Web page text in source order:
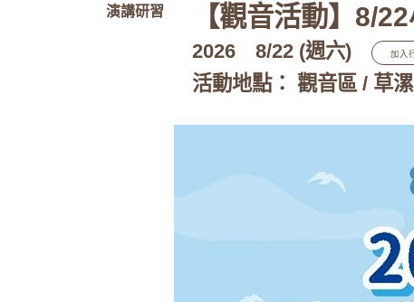
演講研習 【觀音活動】8/
2026 8/22 (週六) 加入
活動地點： 觀音區 / 草